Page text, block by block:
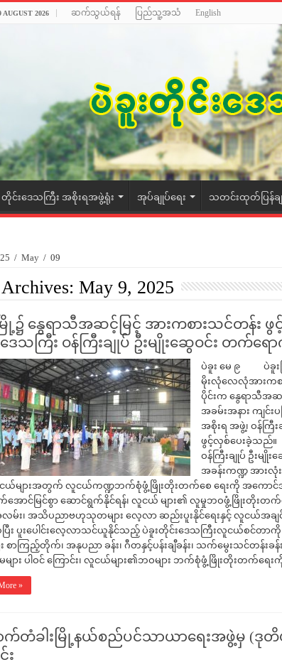
AUGUST 2026 ဆက်သွယ်ရန် ပြည်သူ့အသံ English
တိုင်းဒေသကြီး အစိုးရအဖွဲ့ရုံး အုပ်ချုပ်ရေး သတင်းထုတ်ပြန်ချ
/ May / 09
May 9, 2025
ြို့၌ နွေရာသီအဆင့်မြင့် အားကစားသင်တန်း ဖွ
ေသကြီး ဝန်ကြီးချုပ် ဦးမျိုးဆွေဝင်း တက်ရေ
ပဲခူး မေ ၉ ပဲခူးမ
မိုးလုံလေလုံအားကစာ
ပိုင်းက နွေရာသီအဆ
အခမ်းအနား ကျင်း
အစိုးရ အဖွဲ့၊ ဝန်ကြီ
ဖွင့်လှစ်ပေးခဲ့သည်။
ဝန်ကြီးချုပ် ဦးမ
အခန်းကဏ္ဍ အားလုံး
ယ်များအတွက် လူငယ်ကဏ္ဍဘက်စုံဖွံ့ဖြိုးတိုးတက်စေ ရေးကို အကောင်
အောင်မြင်စွာ ဆောင်ရွက်နိုင်ရန်၊ လူငယ် များ၏ လူမှုဘဝဖွံ့ဖြိုးတိုးတ
မ်း၊ အသိပညာဗဟုသုတများ လေ့လာ ဆည်းပူးနိုင်ရေးနှင့် လူငယ်အချ
း ပူးပေါင်းလေ့လာသင်ယူနိုင်သည့် ပဲခူးတိုင်းဒေသကြီးလူငယ်စင်တာကို
း စာကြည့်တိုက်၊ အနုပညာ ခန်း၊ ဂီတနှင့်ပန်းချီခန်း၊ သက်မွေးသင်တန်းခန်
များ ပါဝင် ကြောင်း၊ လူငယ်များ၏ဘဝများ ဘက်စုံဖွံ့ဖြိုးတိုးတက်ရေ
»
က်တံခါးမြို့နယ်စည်ပင်သာယာရေးအဖွဲ့မှ (ဒုတိ
း